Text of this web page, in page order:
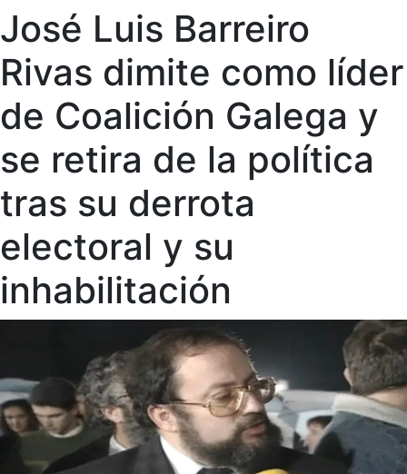
José Luis Barreiro
Rivas dimite como líder
de Coalición Galega y
se retira de la política
tras su derrota
electoral y su
inhabilitación